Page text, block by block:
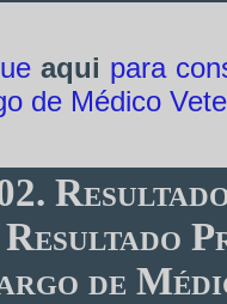
aqui para
de Médico
Resultado
de